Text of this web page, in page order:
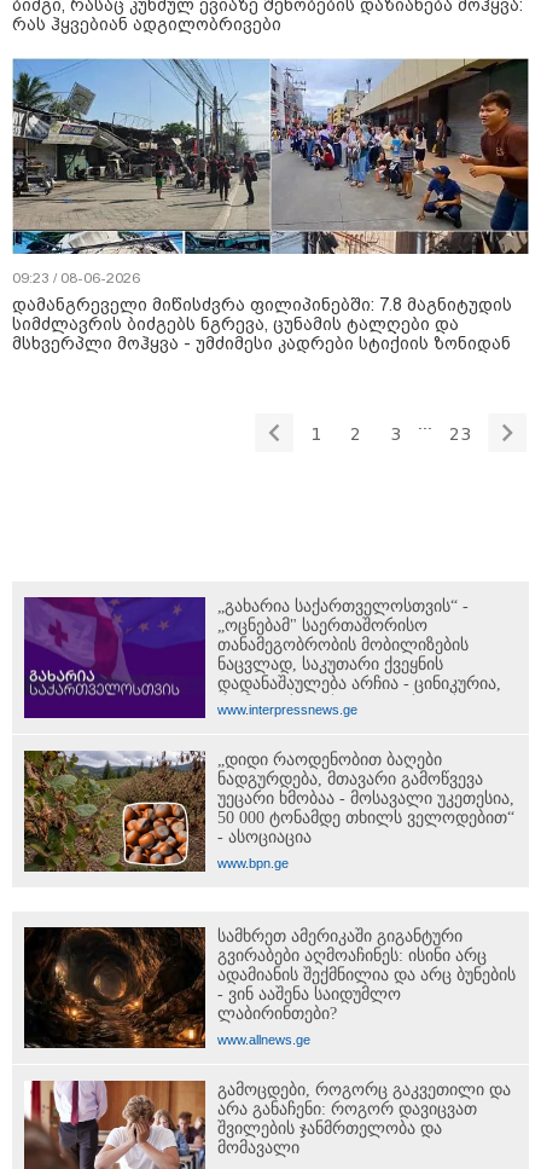
ბიძგი, რასაც კუნძულ ევიაზე შენობების დაზიანება მოჰყვა:
რას ჰყვებიან ადგილობრივები
09:23 / 08-06-2026
დამანგრეველი მიწისძვრა ფილიპინებში: 7.8 მაგნიტუდის
სიმძლავრის ბიძგებს ნგრევა, ცუნამის ტალღები და
მსხვერპლი მოჰყვა - უმძიმესი კადრები სტიქიის ზონიდან
1 2 3
...
23
„გახარია საქართველოსთვის“ -
„ოცნებამ" საერთაშორისო
თანამეგობრობის მობილიზების
ნაცვლად, საკუთარი ქვეყნის
დადანაშაულება არჩია - ცინიკურია,
რომ ოკუპაციასა და ოკუპაციის
მსხვერპლ მოქალაქეებზე მეტად ე.წ.
www.interpressnews.ge
„დიდი რაოდენობით ბაღები
ნადგურდება, მთავარი გამოწვევა
უეცარი ხმობაა - მოსავალი უკეთესია,
50 000 ტონამდე თხილს ველოდებით“
- ასოციაცია
www.bpn.ge
სამხრეთ ამერიკაში გიგანტური
გვირაბები აღმოაჩინეს: ისინი არც
ადამიანის შექმნილია და არც ბუნების
- ვინ ააშენა საიდუმლო
ლაბირინთები?
www.allnews.ge
გამოცდები, როგორც გაკვეთილი და
არა განაჩენი: როგორ დავიცვათ
შვილების ჯანმრთელობა და
მომავალი